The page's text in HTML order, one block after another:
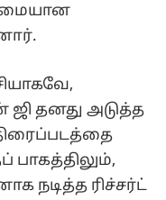
தனது அடுத்த
பாகத்திலும்,
நடித்த ரிச்சர்ட்